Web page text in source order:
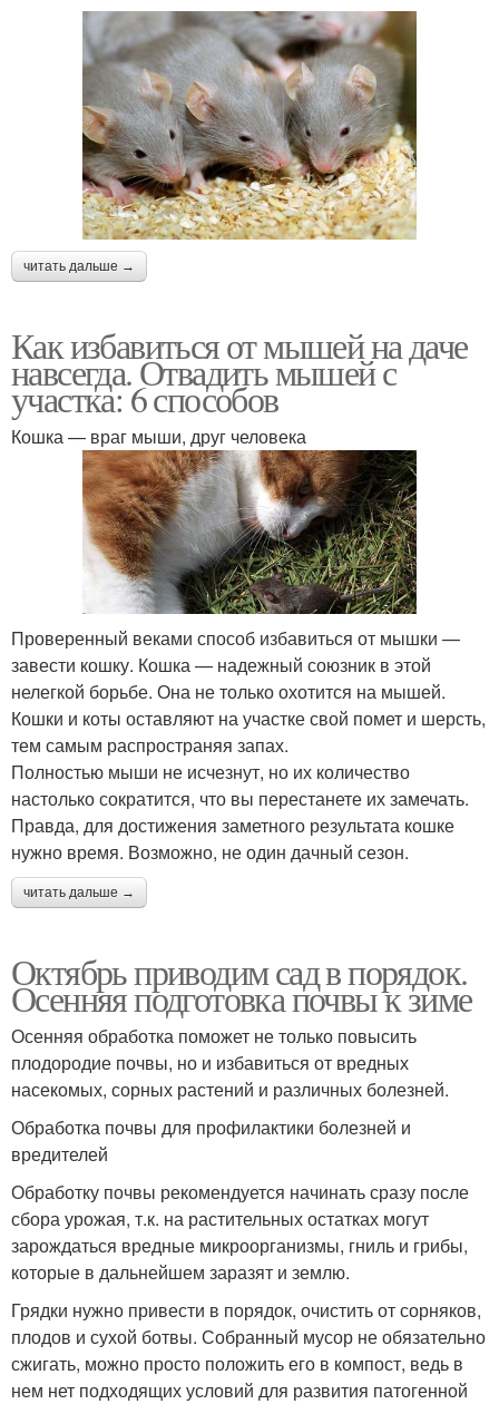
читать дальше →
Как избавиться от мышей на даче
навсегда. Отвадить мышей с
участка: 6 способов
Кошка — враг мыши, друг человека
Проверенный веками способ избавиться от мышки —
завести кошку. Кошка — надежный союзник в этой
нелегкой борьбе. Она не только охотится на мышей.
Кошки и коты оставляют на участке свой помет и шерсть,
тем самым распространяя запах.
Полностью мыши не исчезнут, но их количество
настолько сократится, что вы перестанете их замечать.
Правда, для достижения заметного результата кошке
нужно время. Возможно, не один дачный сезон.
читать дальше →
Октябрь приводим сад в порядок.
Осенняя подготовка почвы к зиме
Осенняя обработка поможет не только повысить
плодородие почвы, но и избавиться от вредных
насекомых, сорных растений и различных болезней.
Обработка почвы для профилактики болезней и
вредителей
Обработку почвы рекомендуется начинать сразу после
сбора урожая, т.к. на растительных остатках могут
зарождаться вредные микроорганизмы, гниль и грибы,
которые в дальнейшем заразят и землю.
Грядки нужно привести в порядок, очистить от сорняков,
плодов и сухой ботвы. Собранный мусор не обязательно
сжигать, можно просто положить его в компост, ведь в
нем нет подходящих условий для развития патогенной